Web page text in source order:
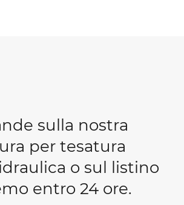
sulla nostra
per tesatura
o sul listino
entro 24 ore.